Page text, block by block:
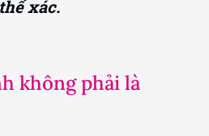
xác.
không phải là